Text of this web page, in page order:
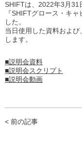
SHIFTは、2022年3月31
『SHIFTグロース・キ
した。
当日使用した資料およ
します。
■説明会資料
■説明会スクリプト
■説明会動画
< 前の記事